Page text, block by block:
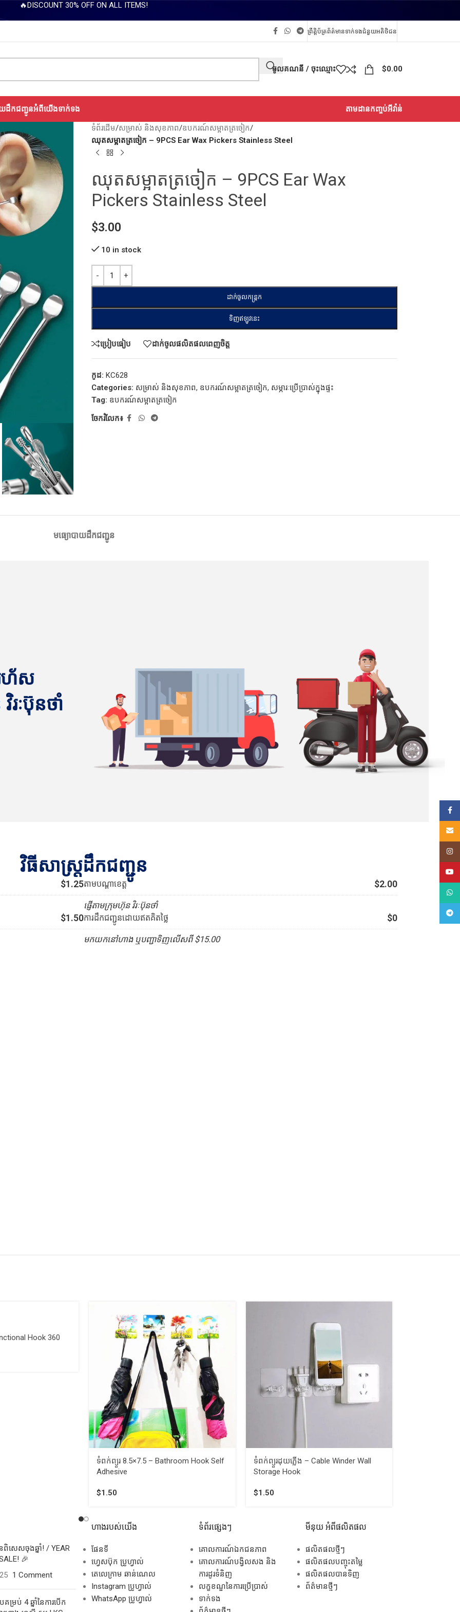
🔥DISCOUNT 30% OFF ON ALL ITEMS!
ព្រឹត្តិប័ត្រព័ត៌មានទាក់ទងជំនួយអតិថិជន
ចូលគណនី / ចុះឈ្មោះ $0.00
ដឹកជញ្ជូនអំពីយើងទាក់ទង តាមដានកញ្ចប់អីវ៉ាន់
ទំព័រដើម/សម្រាស់ និងសុខភាព/ឧបករណ៍សម្អាតត្រចៀក/
ឈុតសម្អាតត្រចៀក – 9PCS Ear Wax Pickers Stainless Steel
ឈុតសម្អាតត្រចៀក – 9PCS Ear Wax
Pickers Stainless Steel
$3.00
10 in stock
ដាក់ចូលកន្ត្រក
ទិញឥឡូវនេះ
ប្រៀបធៀប ដាក់ចូលផលិតផលពេញចិត្ត
កូដ: KC628
Categories: សម្រាស់ និងសុខភាព, ឧបករណ៍សម្អាតត្រចៀក, សម្ភារៈប្រើប្រាស់ក្នុងផ្ទះ
Tag: ឧបករណ៍សម្អាតត្រចៀក
ចែករំលែក៖
មធ្យោបាយដឹកជញ្ជូន
ហ័ស
ៈប៊ុនថាំ
វិធីសាស្រ្តដឹកជញ្ជូន
$1.25
$1.50
តាមបណ្ដាខេត្ត $2.00
ផ្ញើតាមក្រុមហ៊ុន វិរៈប៊ុនថាំ
ការដឹកជញ្ជូនដោយឥតគិតថ្លៃ
$0
មកយកនៅហាង ឬបញ្ជាទិញលើសពី $15.00
Hook 360
ទំពក់ព្យួរ 8.5×7.5 – Bathroom Hook Self
Adhesive
$1.50
ទំពក់ព្យួរ​ដុយភ្លេីង – Cable Winder Wall
Storage Hook
$1.50
សេសចុងឆ្នាំ! / YEAR
🎉
1 Comment
ម្រប់ 4 ឆ្នាំនៃការបើក
ហាងរបស់យើង
ផែនទី
ហ្វេសប៊ុក ប្រូហ្វាល់
តេលេក្រាម ឆាន់ណេល
Instagram ប្រូហ្វាល់
WhatsApp ប្រូហ្វាល់
ទំព័រផ្សេងៗ
គោលការណ៍ឯកជនភាព
គោលការណ៍បង្វិលសង និង
ការដូរទំនិញ
លក្ខខណ្ឌនៃការប្រើប្រាស់
ទាក់ទង
មីនុយ អំពីផលិតផល
ផលិតផលថ្មីៗ
ផលិតផលបញ្ចុះតម្លៃ
ផលិតផលបានទិញ
ព័ត៌មានថ្មីៗ
គណនី
Email